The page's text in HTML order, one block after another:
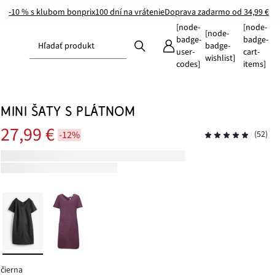
-10 % s klubom bonprix100 dní na vrátenieDoprava zadarmo od 34,99 €
Hľadať produkt
[node-
badge-
user-
codes]
[node-
badge-
wishlist]
[node-
badge-
cart-
items]
MINI ŠATY S PLÁTNOM
27,99 € -12% (52)
čierna